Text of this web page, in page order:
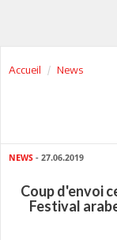
Accueil News
NEWS - 27.06.2019
Coup d'envoi
Festival